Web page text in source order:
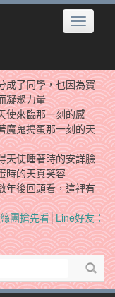
Toggle
成了同學，也因為寶
凝聚力量
使來臨那一刻的感
魔鬼搗蛋那一刻的天
天使睡著時的安詳臉
時的天真笑容
年後回頭看，這裡有
團搶先看│Line好友：